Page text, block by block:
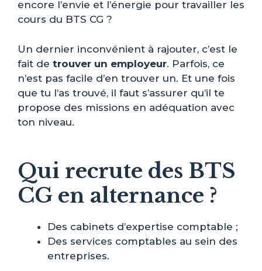
encore l’envie et l’énergie pour travailler les
cours du BTS CG ?
Un dernier inconvénient à rajouter, c’est le
fait de trouver un employeur. Parfois, ce
n’est pas facile d’en trouver un. Et une fois
que tu l’as trouvé, il faut s’assurer qu’il te
propose des missions en adéquation avec
ton niveau.
Qui recrute des BTS
CG en alternance ?
Des cabinets d’expertise comptable ;
Des services comptables au sein des
entreprises.